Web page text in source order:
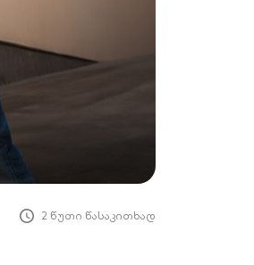
2 წუთი წასაკითხად